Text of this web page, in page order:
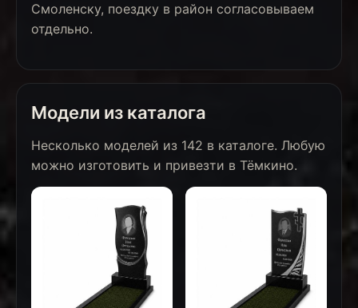
Смоленску, поездку в район согласовываем
отдельно.
Модели из каталога
Несколько моделей из 142 в каталоге. Любую
можно изготовить и привезти в Тёмкино.